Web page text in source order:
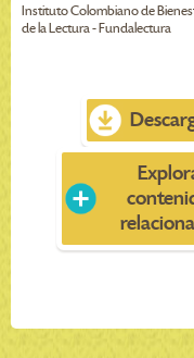
Instituto Colombiano de
de la Lectura - Fundalectura